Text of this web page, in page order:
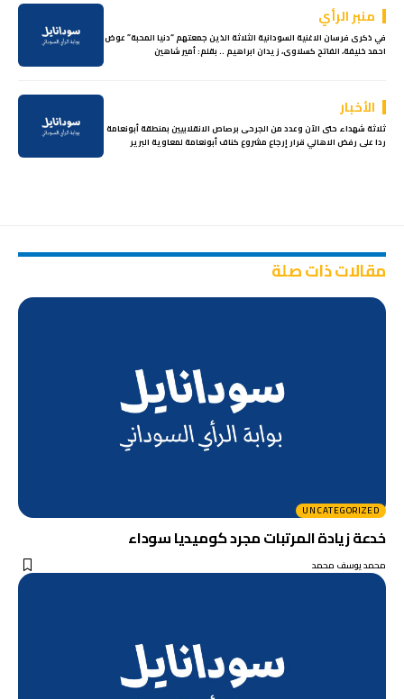
منبر الرأي
في ذكرى فرسان الاغنية السودانية الثلاثة الذين جمعتهم “دنيا المحبة” عوض
احمد خليفة، الفاتح كسلاوى، زيدان ابراهيم .. بقلم: أمير شاهين
الأخبار
ثلاثة شهداء حتى الآن وعدد من الجرحى برصاص الانقلابيين بمنطقة أبونعامة
ردا على رفض الاهالي قرار إرجاع مشروع كناف أبونعامة لمعاوية البرير
مقالات ذات صلة
UNCATEGORIZED
خدعة زيادة المرتبات مجرد كوميديا سوداء
محمد يوسف محمد